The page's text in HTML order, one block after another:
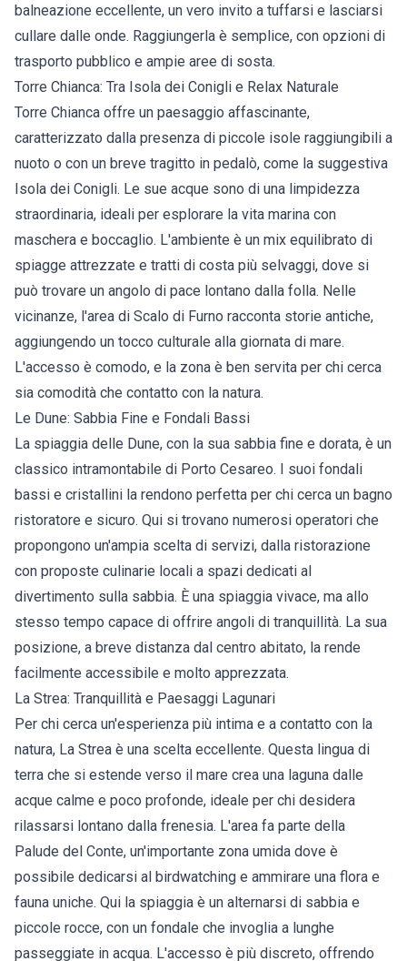
balneazione eccellente, un vero invito a tuffarsi e lasciarsi
cullare dalle onde. Raggiungerla è semplice, con opzioni di
trasporto pubblico e ampie aree di sosta.
Torre Chianca: Tra Isola dei Conigli e Relax Naturale
Torre Chianca offre un paesaggio affascinante,
caratterizzato dalla presenza di piccole isole raggiungibili a
nuoto o con un breve tragitto in pedalò, come la suggestiva
Isola dei Conigli. Le sue acque sono di una limpidezza
straordinaria, ideali per esplorare la vita marina con
maschera e boccaglio. L'ambiente è un mix equilibrato di
spiagge attrezzate e tratti di costa più selvaggi, dove si
può trovare un angolo di pace lontano dalla folla. Nelle
vicinanze, l'area di Scalo di Furno racconta storie antiche,
aggiungendo un tocco culturale alla giornata di mare.
L'accesso è comodo, e la zona è ben servita per chi cerca
sia comodità che contatto con la natura.
Le Dune: Sabbia Fine e Fondali Bassi
La spiaggia delle Dune, con la sua sabbia fine e dorata, è un
classico intramontabile di Porto Cesareo. I suoi fondali
bassi e cristallini la rendono perfetta per chi cerca un bagno
ristoratore e sicuro. Qui si trovano numerosi operatori che
propongono un'ampia scelta di servizi, dalla ristorazione
con proposte culinarie locali a spazi dedicati al
divertimento sulla sabbia. È una spiaggia vivace, ma allo
stesso tempo capace di offrire angoli di tranquillità. La sua
posizione, a breve distanza dal centro abitato, la rende
facilmente accessibile e molto apprezzata.
La Strea: Tranquillità e Paesaggi Lagunari
Per chi cerca un'esperienza più intima e a contatto con la
natura, La Strea è una scelta eccellente. Questa lingua di
terra che si estende verso il mare crea una laguna dalle
acque calme e poco profonde, ideale per chi desidera
rilassarsi lontano dalla frenesia. L'area fa parte della
Palude del Conte, un'importante zona umida dove è
possibile dedicarsi al birdwatching e ammirare una flora e
fauna uniche. Qui la spiaggia è un alternarsi di sabbia e
piccole rocce, con un fondale che invoglia a lunghe
passeggiate in acqua. L'accesso è più discreto, offrendo